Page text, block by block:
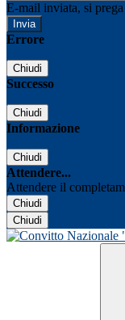
E-mail inviata, si
Errore
Chiudi
Successo
Chiudi
Informazione
Chiudi
Attendere...
Attendere il
Chiudi
Chiudi